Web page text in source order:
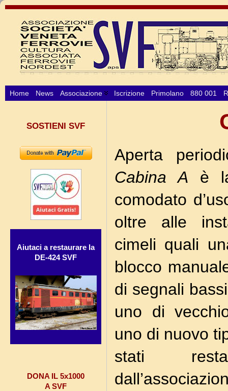
Home News Associazione Iscrizione Primolano 880 001
SOSTIENI SVF
Aiutaci a restaurare la
DE-424 SVF
DONA IL 5x1000
A SVF
Aperta
Cabina A è
comodato
oltre alle
cimeli quali
blocco
di segnali
uno di
uno di nuovo
stati